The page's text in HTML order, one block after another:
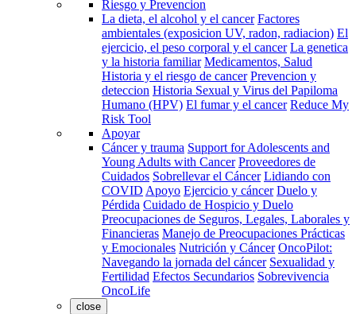
Riesgo y Prevencion
La dieta, el alcohol y el cancer Factores
ambientales (exposicion UV, radon, radiacion) El
ejercicio, el peso corporal y el cancer La genetica
y la historia familiar Medicamentos, Salud
Historia y el riesgo de cancer Prevencion y
deteccion Historia Sexual y Virus del Papiloma
Humano (HPV) El fumar y el cancer Reduce My
Risk Tool
Apoyar
Cáncer y trauma Support for Adolescents and
Young Adults with Cancer Proveedores de
Cuidados Sobrellevar el Cáncer Lidiando con
COVID Apoyo Ejercicio y cáncer Duelo y
Pérdida Cuidado de Hospicio y Duelo
Preocupaciones de Seguros, Legales, Laborales y
Financieras Manejo de Preocupaciones Prácticas
y Emocionales Nutrición y Cáncer OncoPilot:
Navegando la jornada del cáncer Sexualidad y
Fertilidad Efectos Secundarios Sobrevivencia
OncoLife
close